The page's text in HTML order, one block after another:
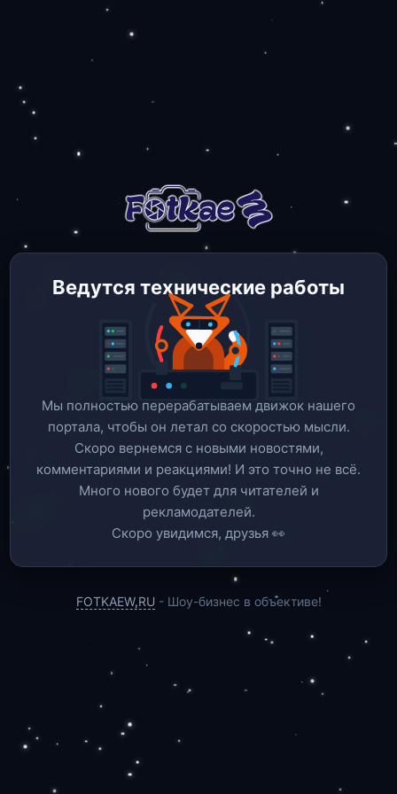
Ведутся технические работы
Мы полностью перерабатываем движок нашего
портала, чтобы он летал со скоростью мысли.
Скоро вернемся c новыми новостями,
комментариями и реакциями! И это точно не всё.
Много нового будет для читателей и
рекламодателей.
Скоро увидимся, друзья 👀
FOTKAEW.RU - Шоу-бизнес в объективе!